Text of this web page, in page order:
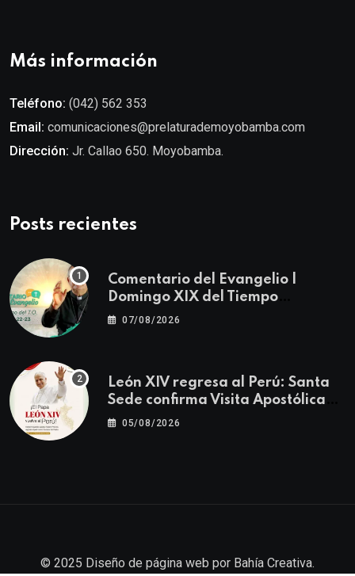
Más información
Teléfono: (042) 562 353
Email: comunicaciones@prelaturademoyobamba.com
Dirección: Jr. Callao 650. Moyobamba.
Posts recientes
Comentario del Evangelio |
Domingo XIX del Tiempo
Ordinario | Mateo 14, 22-23
07/08/2026
León XIV regresa al Perú: Santa
Sede confirma Visita Apostólica
del 11 al 17 de noviembre
05/08/2026
© 2025 Diseño de página web por Bahía Creativa.